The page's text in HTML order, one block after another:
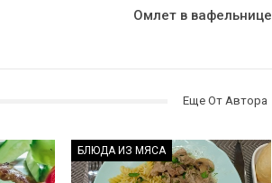
Омлет в вафельнице
Еще От Автора
БЛЮДА ИЗ МЯСА